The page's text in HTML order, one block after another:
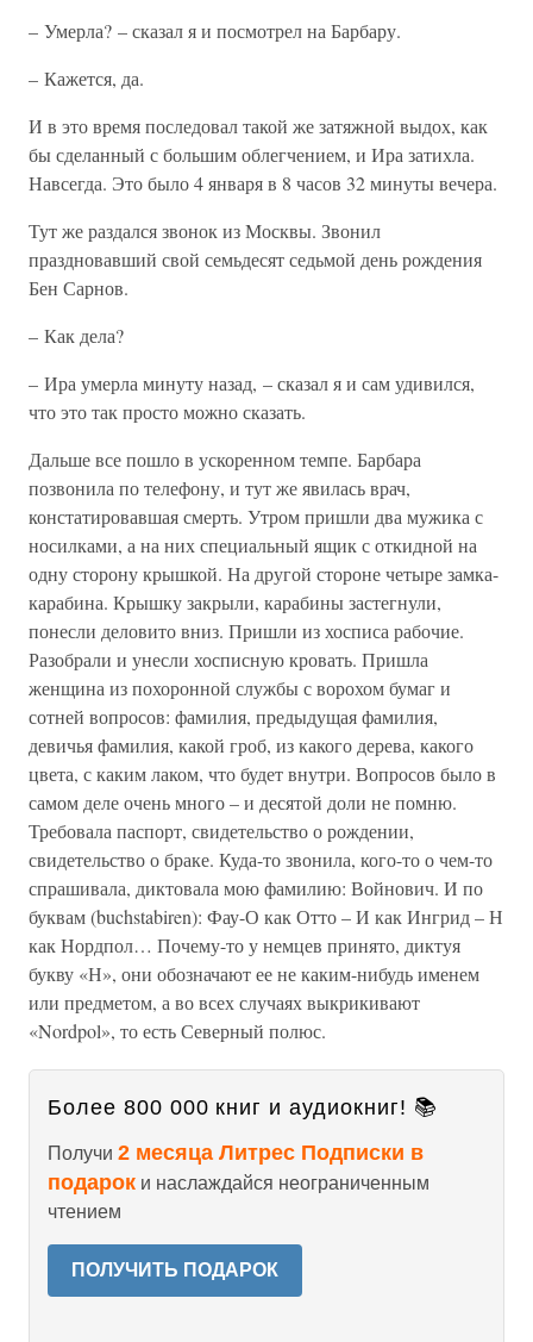
– Умерла? – сказал я и посмотрел на Барбару.
– Кажется, да.
И в это время последовал такой же затяжной выдох, как
бы сделанный с большим облегчением, и Ира затихла.
Навсегда. Это было 4 января в 8 часов 32 минуты вечера.
Тут же раздался звонок из Москвы. Звонил
праздновавший свой семьдесят седьмой день рождения
Бен Сарнов.
– Как дела?
– Ира умерла минуту назад, – сказал я и сам удивился,
что это так просто можно сказать.
Дальше все пошло в ускоренном темпе. Барбара
позвонила по телефону, и тут же явилась врач,
констатировавшая смерть. Утром пришли два мужика с
носилками, а на них специальный ящик с откидной на
одну сторону крышкой. На другой стороне четыре замка-
карабина. Крышку закрыли, карабины застегнули,
понесли деловито вниз. Пришли из хосписа рабочие.
Разобрали и унесли хосписную кровать. Пришла
женщина из похоронной службы с ворохом бумаг и
сотней вопросов: фамилия, предыдущая фамилия,
девичья фамилия, какой гроб, из какого дерева, какого
цвета, с каким лаком, что будет внутри. Вопросов было в
самом деле очень много – и десятой доли не помню.
Требовала паспорт, свидетельство о рождении,
свидетельство о браке. Куда-то звонила, кого-то о чем-то
спрашивала, диктовала мою фамилию: Войнович. И по
буквам (buchstabiren): Фау-О как Отто – И как Ингрид – Н
как Нордпол… Почему-то у немцев принято, диктуя
букву «Н», они обозначают ее не каким-нибудь именем
или предметом, а во всех случаях выкрикивают
«Nordpol», то есть Северный полюс.
Более 800 000 книг и аудиокниг! 📚
Получи 2 месяца Литрес Подписки в
подарок и наслаждайся неограниченным
чтением
ПОЛУЧИТЬ ПОДАРОК